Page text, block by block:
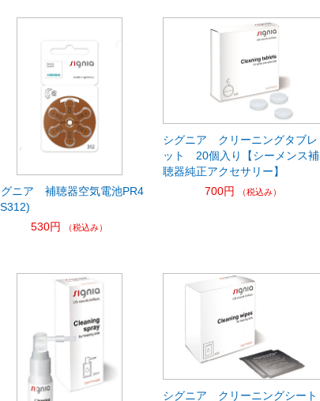
グニア 補聴器空気電池PR4
530円
（税込み）
シグニア クリーニングタブレ
ット 20個入り【シーメンス補
聴器純正アクセサリー】
700円
（税込み）
シグニア クリーニングシート